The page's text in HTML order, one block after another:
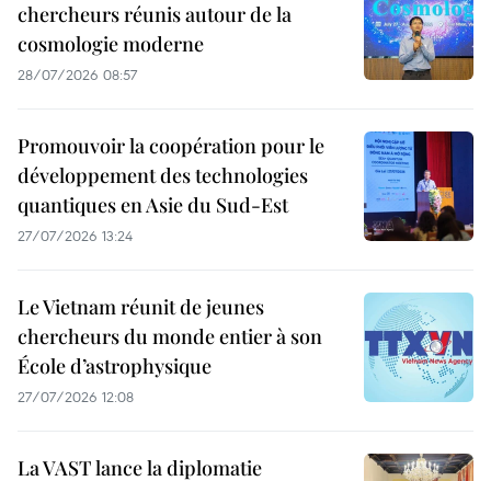
chercheurs réunis autour de la
cosmologie moderne
28/07/2026 08:57
Promouvoir la coopération pour le
développement des technologies
quantiques en Asie du Sud-Est
27/07/2026 13:24
Le Vietnam réunit de jeunes
chercheurs du monde entier à son
École d’astrophysique
27/07/2026 12:08
La VAST lance la diplomatie